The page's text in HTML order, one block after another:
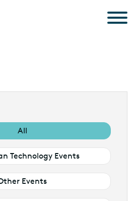
All
Technology Events
Events